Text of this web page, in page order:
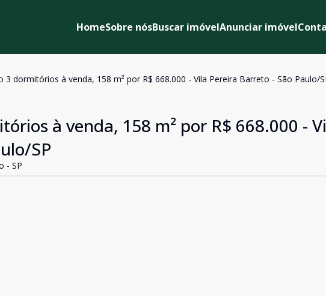
HomeSobre nósBuscar imóvelAnunciar imóvel
3 dormitórios à venda, 158 m² por R$ 668.000 - Vila Pereira Barreto - São Paulo/
à venda, 158 m² por R$ 668.000 -
SP
- SP